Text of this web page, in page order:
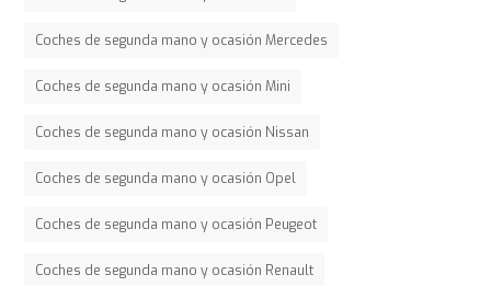
Coches de segunda mano y ocasión Mercedes
Coches de segunda mano y ocasión Mini
Coches de segunda mano y ocasión Nissan
Coches de segunda mano y ocasión Opel
Coches de segunda mano y ocasión Peugeot
Coches de segunda mano y ocasión Renault